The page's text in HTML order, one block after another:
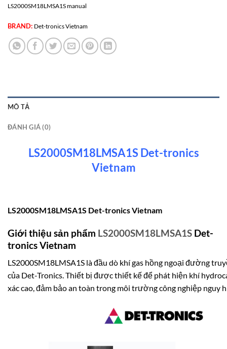
LS2000SM18LMSA1S manual
BRAND: Det-tronics Vietnam
MÔ TẢ
ĐÁNH GIÁ (0)
LS2000SM18LMSA1S Det-tronics
Vietnam
LS2000SM18LMSA1S Det-tronics Vietnam
Giới thiệu sản phẩm LS2000SM18LMSA1S Det-
tronics Vietnam
LS2000SM18LMSA1S là đầu dò khí gas hồng ngoại đường
của Det-Tronics. Thiết bị được thiết kế để phát hiện khí
xác cao, đảm bảo an toàn trong môi trường công nghiệp nguy